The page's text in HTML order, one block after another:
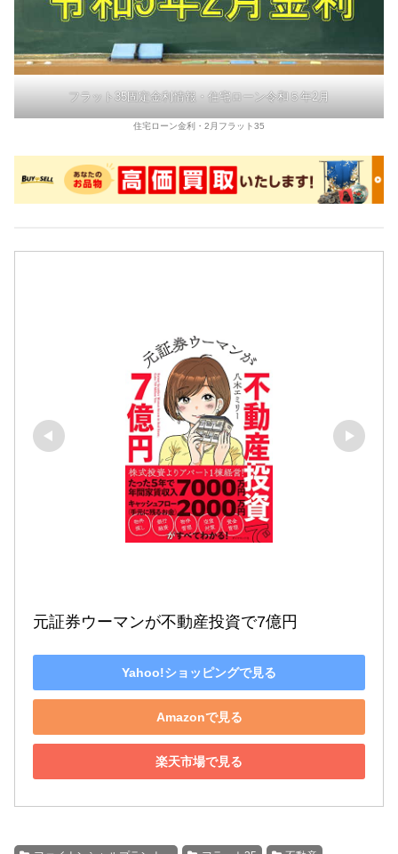
フラット35固定金利情報・住宅ローン令和５年2月
住宅ローン金利・2月フラット35
元証券ウーマンが不動産投資で7億円
Yahoo!ショッピングで見る
Amazonで見る
楽天市場で見る